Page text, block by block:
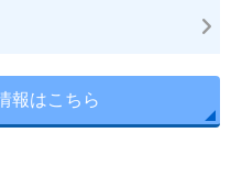
報はこちら